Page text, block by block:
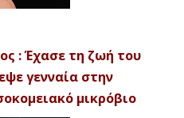
: Έχασε τη ζωή του
γενναία στην
μικρόβιο